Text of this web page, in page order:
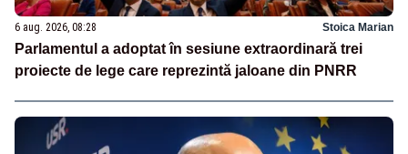
6 aug. 2026, 08:28 Stoica Marian
Parlamentul a adoptat în sesiune extraordinară trei
proiecte de lege care reprezintă jaloane din PNRR